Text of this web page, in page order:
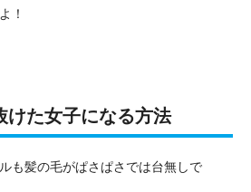
！
けた女子になる方法
も髪の毛がぱさぱさでは台無しで